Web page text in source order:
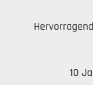
10